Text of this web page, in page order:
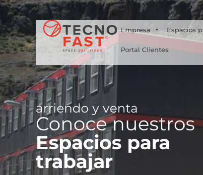
Síguenos
Empresa Espacios
Portal Clientes
arriendo y venta
Conoce nuestros
Espacios para
trabajar